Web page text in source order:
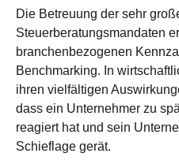
Die Betreuung der sehr
Steuerberatungsmandaten
branchenbezogenen
Benchmarking. In
ihren vielfältigen
dass ein Unternehmer zu
reagiert hat und sein
Schieflage gerät.